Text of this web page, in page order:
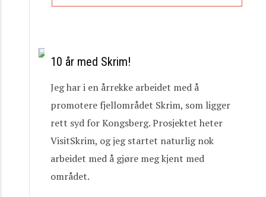
10 år med Skrim!
Jeg har i en årrekke arbeidet med å
promotere fjellområdet Skrim, som ligger
rett syd for Kongsberg. Prosjektet heter
VisitSkrim, og jeg startet naturlig nok
arbeidet med å gjøre meg kjent med
området.